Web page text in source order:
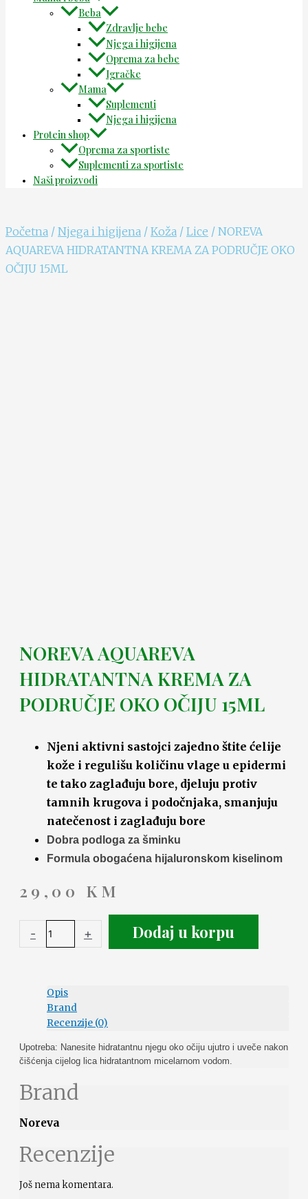
Beba
Zdravlje bebe
Njega i higijena
Oprema za bebe
Igračke
Mama
Suplementi
Njega i higijena
Protein shop
Oprema za sportiste
Suplementi za sportiste
Naši proizvodi
Početna / Njega i higijena / Koža / Lice / NOREVA
AQUAREVA HIDRATANTNA KREMA ZA PODRUČJE OKO
OČIJU 15ML
NOREVA AQUAREVA
HIDRATANTNA KREMA ZA
PODRUČJE OKO OČIJU 15ML
Njeni aktivni sastojci zajedno štite ćelije
kože i regulišu količinu vlage u epidermi
te tako zaglađuju bore, djeluju protiv
tamnih krugova i podočnjaka, smanjuju
natečenost i zaglađuju bore
Dobra podloga za šminku
Formula obogaćena hijaluronskom kiselinom
29,00 KM
- + Dodaj u korpu
Opis
Brand
Recenzije (0)
Upotreba: Nanesite hidratantnu njegu oko očiju ujutro i uveče nakon
čišćenja cijelog lica hidratantnom micelarnom vodom.
Brand
Noreva
Recenzije
Još nema komentara.